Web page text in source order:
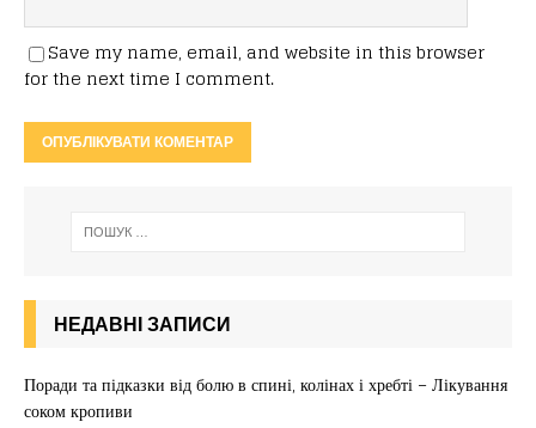
Save my name, email, and website in this browser
for the next time I comment.
НЕДАВНІ ЗАПИСИ
Поради та підказки від болю в спині, колінах і хребті – Лікування
соком кропиви